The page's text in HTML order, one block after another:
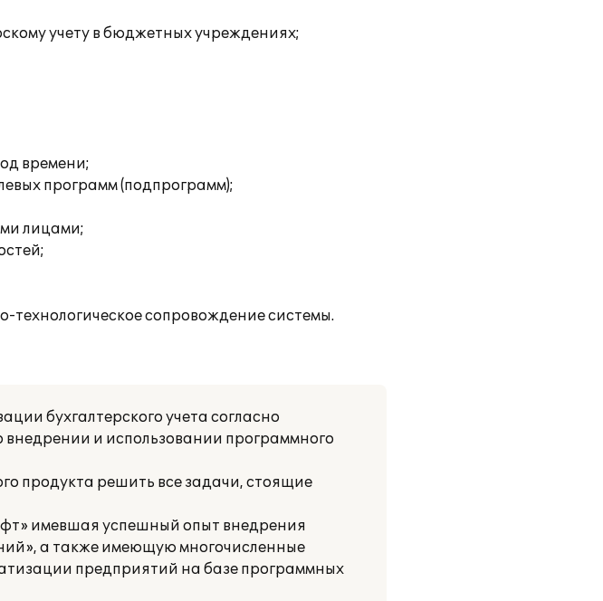
учету в бюджетных учреждениях;
времени;
программ (подпрограмм);
лицами;
сопровождение системы.
бухгалтерского учета согласно
и использовании программного
продукта решить все задачи, стоящие
имевшая успешный опыт внедрения
а также имеющую многочисленные
предприятий на базе программных